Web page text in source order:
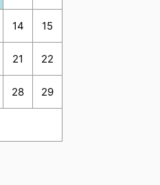
14 15
21 22
28 29